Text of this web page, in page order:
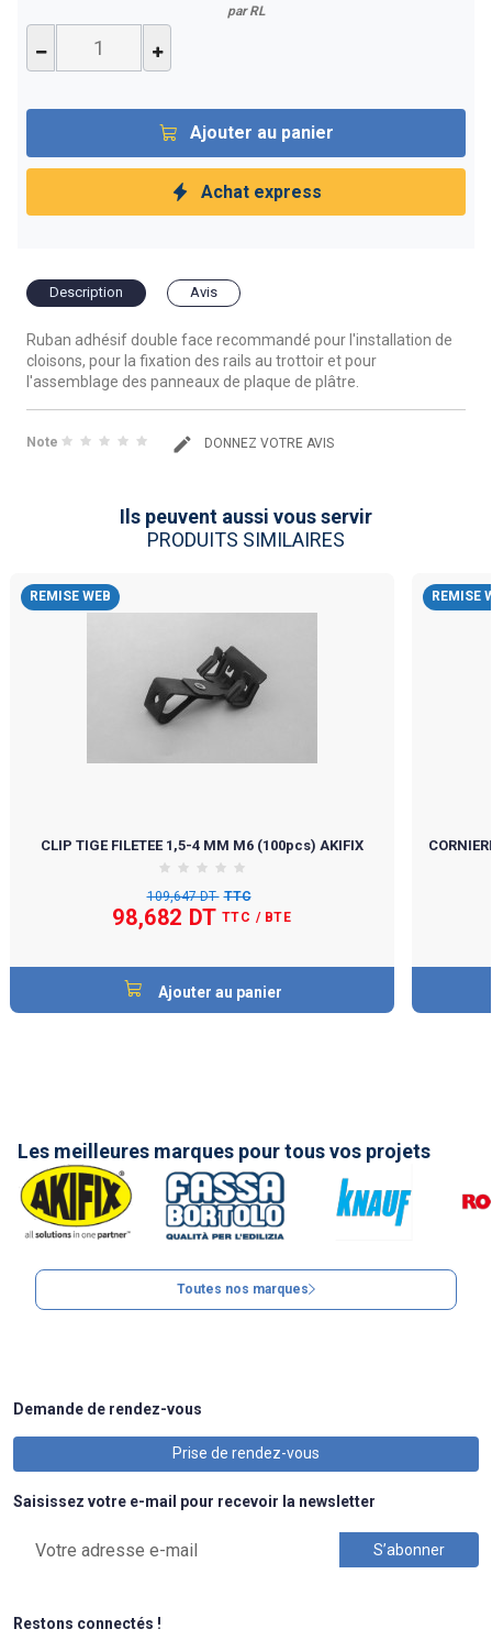
par RL
Ajouter au panier
Achat express
Description Avis
Ruban adhésif double face recommandé pour l'installation de
cloisons, pour la fixation des rails au trottoir et pour
l'assemblage des panneaux de plaque de plâtre.
Note DONNEZ VOTRE AVIS
Ils peuvent aussi vous servir
PRODUITS SIMILAIRES
REMISE WEB
CLIP TIGE FILETEE 1,5-4 MM M6 (100pcs) AKIFIX
109,647 DT TTC
98,682 DT TTC / BTE
Ajouter au panier
REMISE
Les meilleures marques pour tous vos projets
Toutes nos marques
Demande de rendez-vous
Prise de rendez-vous
Saisissez votre e-mail pour recevoir la newsletter
Restons connectés !